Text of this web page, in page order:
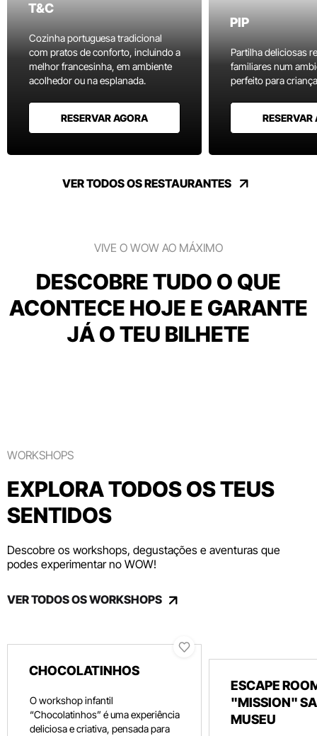
T&C
Cozinha portuguesa tradicional
com pratos de conforto, incluindo a
melhor francesinha, em ambiente
acolhedor ou na esplanada.
RESERVAR AGORA
PIP
Partilha deliciosas
familiares num
perfeito para
RESERVAR
VER TODOS OS RESTAURANTES
VIVE O WOW AO MÁXIMO
DESCOBRE TUDO O QUE
ACONTECE HOJE E GARANTE
JÁ O TEU BILHETE
WORKSHOPS
EXPLORA TODOS OS TEUS
SENTIDOS
Descobre os workshops, degustações e aventuras que
podes experimentar no WOW!
VER TODOS OS WORKSHOPS
CHOCOLATINHOS
O workshop infantil
“Chocolatinhos” é uma experiência
deliciosa e criativa, pensada para
ESCAPE
"MISSION"
MUSEU